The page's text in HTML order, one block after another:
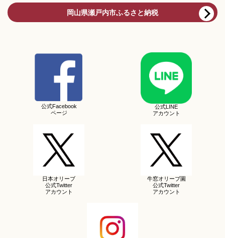
岡山県瀬戸内市ふるさと納税
公式Facebook
ページ
公式LINE
アカウント
日本オリーブ
公式Twitter
アカウント
牛窓オリーブ園
公式Twitter
アカウント